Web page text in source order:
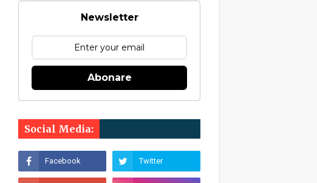
Newsletter
Abonare
Social Media: